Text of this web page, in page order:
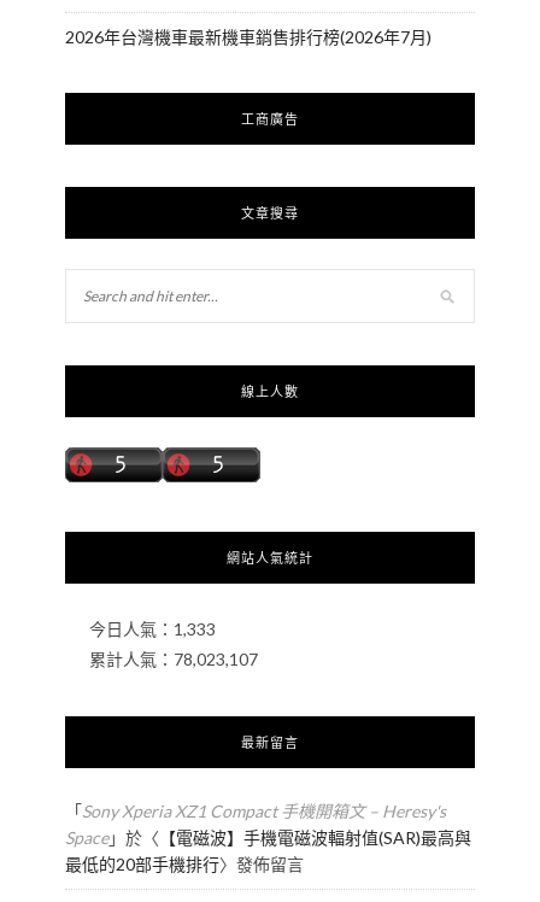
2026年台灣機車最新機車銷售排行榜(2026年7月)
工商廣告
文章搜尋
線上人數
網站人氣統計
今日人氣： 1,333
累計人氣： 78,023,107
最新留言
「Sony Xperia XZ1 Compact 手機開箱文 – Heresy's
Space」於〈 【電磁波】手機電磁波輻射值(SAR)最高與
最低的20部手機排行〉發佈留言